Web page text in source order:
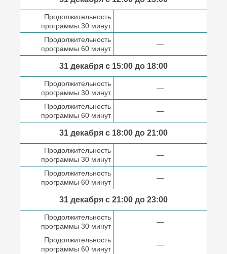
Продолжительность
программы 30 минут
—
Продолжительность
программы 60 минут
—
31 декабря с 15:00 до 18:00
Продолжительность
программы 30 минут
—
Продолжительность
программы 60 минут
—
31 декабря с 18:00 до 21:00
Продолжительность
программы 30 минут
—
Продолжительность
программы 60 минут
—
31 декабря с 21:00 до 23:00
Продолжительность
программы 30 минут
—
Продолжительность
программы 60 минут
—